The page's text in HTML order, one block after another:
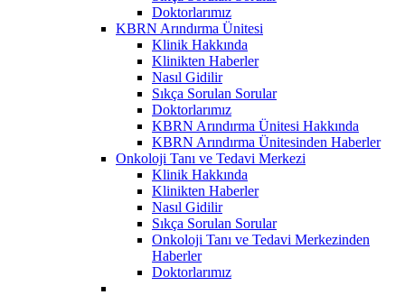
Doktorlarımız
KBRN Arındırma Ünitesi
Klinik Hakkında
Klinikten Haberler
Nasıl Gidilir
Sıkça Sorulan Sorular
Doktorlarımız
KBRN Arındırma Ünitesi Hakkında
KBRN Arındırma Ünitesinden Haberler
Onkoloji Tanı ve Tedavi Merkezi
Klinik Hakkında
Klinikten Haberler
Nasıl Gidilir
Sıkça Sorulan Sorular
Onkoloji Tanı ve Tedavi Merkezinden
Haberler
Doktorlarımız